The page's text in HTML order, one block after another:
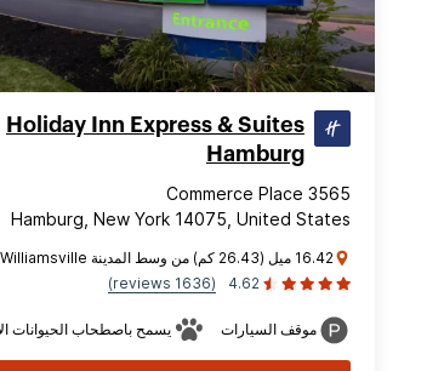
Holiday Inn Express & Suites
Hamburg
3565 Commerce Place
Hamburg, New York 14075, United States
16.42 ميل (26.43 كم) من وسط المدينة Williamsville
4.62
(1636 reviews)
موقف السيارات يسمح باصطحاب الحيوانات